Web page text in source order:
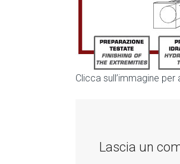
Clicca sull’immagine per
Lascia un